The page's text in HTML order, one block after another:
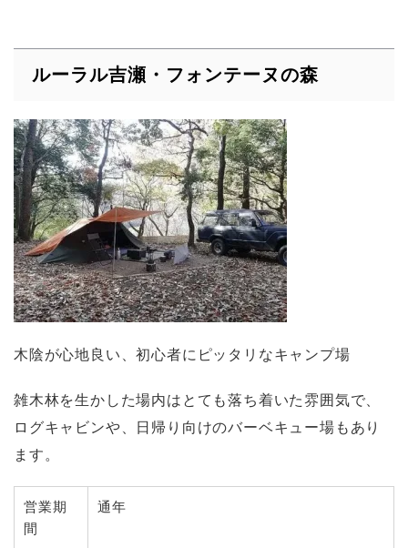
ルーラル吉瀬・フォンテーヌの森
木陰が心地良い、初心者にピッタリなキャンプ場
雑木林を生かした場内はとても落ち着いた雰囲気で、
ログキャビンや、日帰り向けのバーベキュー場もあり
ます。
営業期
間
通年